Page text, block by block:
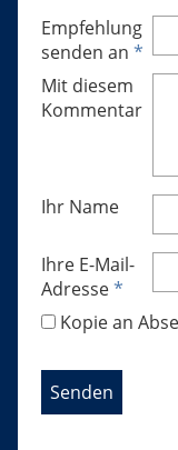
Empfehlung
senden an *
Mit diesem
Kommentar
Ihr Name
Ihre E-Mail-
Adresse*
Kopie an